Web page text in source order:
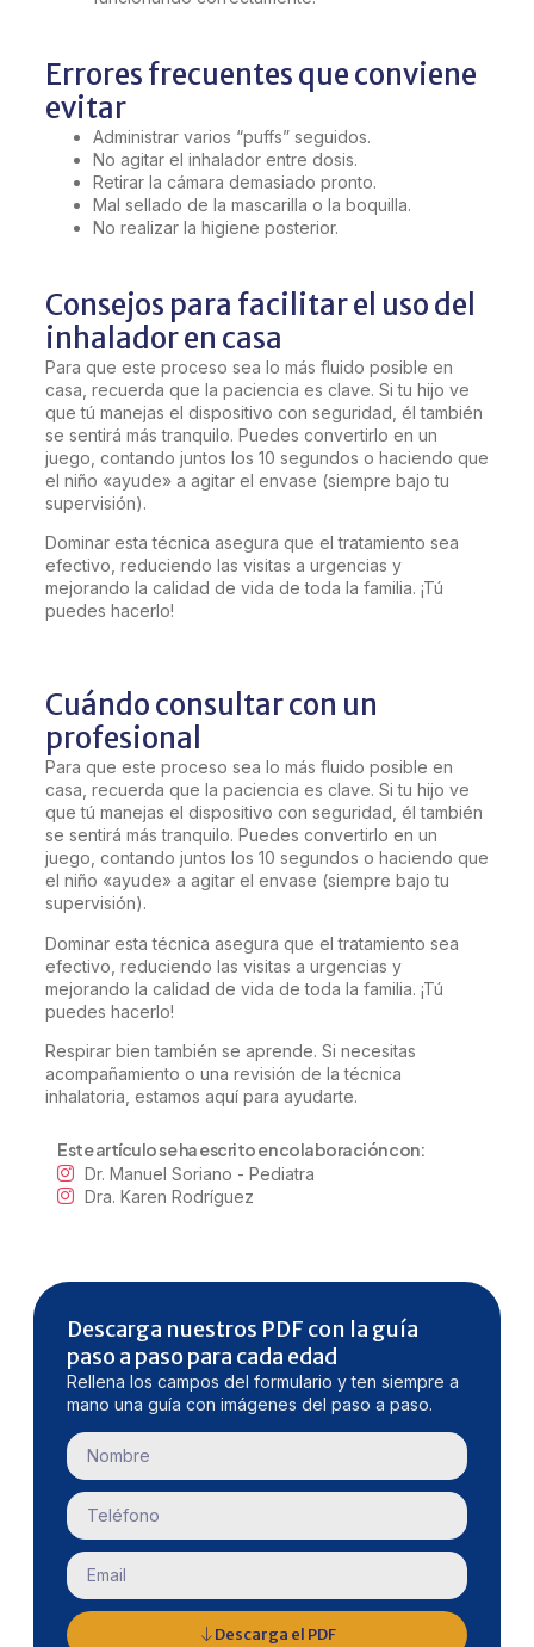
Errores frecuentes que conviene
evitar
Administrar varios “puffs” seguidos.
No agitar el inhalador entre dosis.
Retirar la cámara demasiado pronto.
Mal sellado de la mascarilla o la boquilla.
No realizar la higiene posterior.
Consejos para facilitar el uso del
inhalador en casa
Para que este proceso sea lo más fluido posible en
casa, recuerda que la paciencia es clave. Si tu hijo ve
que tú manejas el dispositivo con seguridad, él también
se sentirá más tranquilo. Puedes convertirlo en un
juego, contando juntos los 10 segundos o haciendo que
el niño «ayude» a agitar el envase (siempre bajo tu
supervisión).
Dominar esta técnica asegura que el tratamiento sea
efectivo, reduciendo las visitas a urgencias y
mejorando la calidad de vida de toda la familia. ¡Tú
puedes hacerlo!
Cuándo consultar con un
profesional
Para que este proceso sea lo más fluido posible en
casa, recuerda que la paciencia es clave. Si tu hijo ve
que tú manejas el dispositivo con seguridad, él también
se sentirá más tranquilo. Puedes convertirlo en un
juego, contando juntos los 10 segundos o haciendo que
el niño «ayude» a agitar el envase (siempre bajo tu
supervisión).
Dominar esta técnica asegura que el tratamiento sea
efectivo, reduciendo las visitas a urgencias y
mejorando la calidad de vida de toda la familia. ¡Tú
puedes hacerlo!
Respirar bien también se aprende. Si necesitas
acompañamiento o una revisión de la técnica
inhalatoria, estamos aquí para ayudarte.
Este artículo se ha escrito en colaboración con:
Dr. Manuel Soriano - Pediatra
Dra. Karen Rodríguez
Descarga nuestros PDF con la guía
paso a paso para cada edad
Rellena los campos del formulario y ten siempre a
mano una guía con imágenes del paso a paso.
Descarga el PDF